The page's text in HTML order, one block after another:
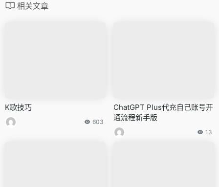
相关文章
K歌技巧
603
ChatGPT Plus代充自己账号开
通流程新手版
13